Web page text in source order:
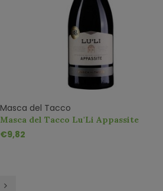
Masca del Tacco
Masca del Tacco Lu'Li Appassite
€9,82